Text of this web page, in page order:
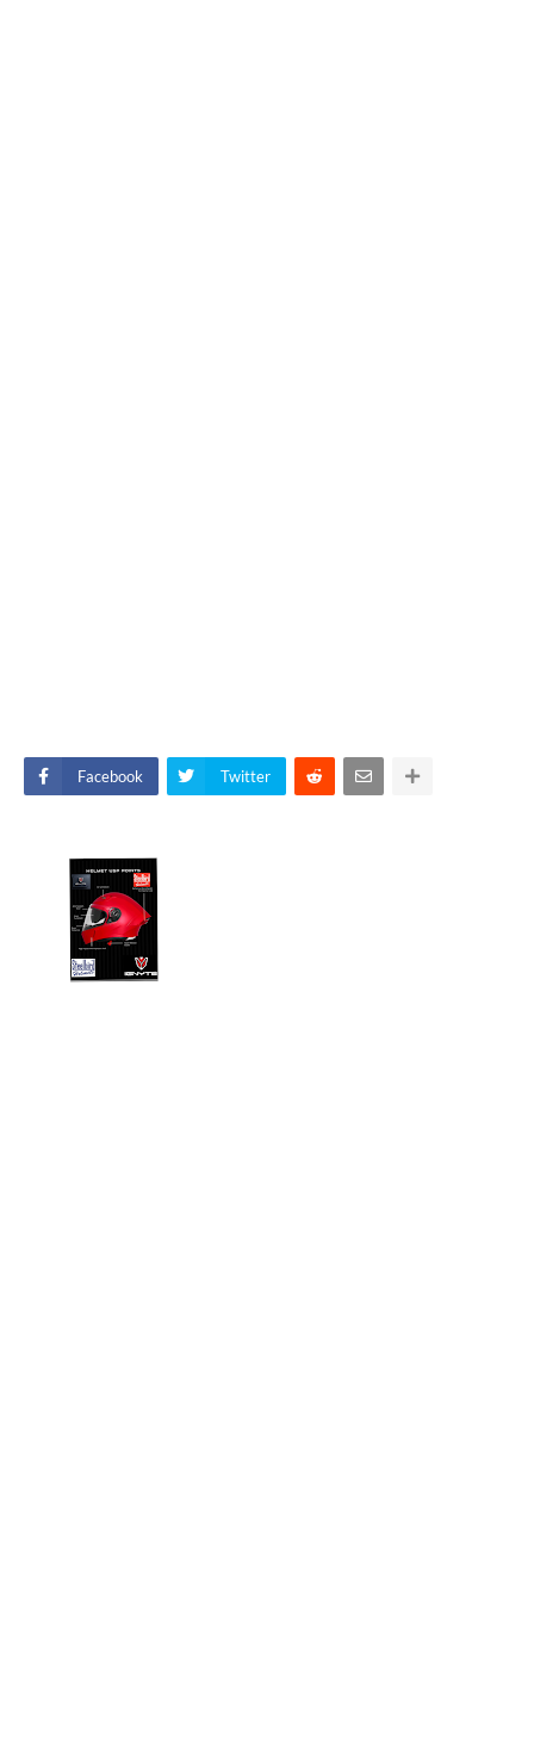
Facebook Twitter